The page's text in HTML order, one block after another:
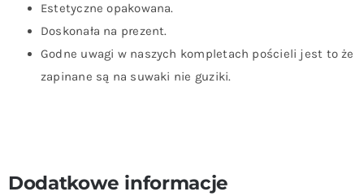
Estetyczne opakowana.
Doskonała na prezent.
Godne uwagi w naszych kompletach pościeli jest to że
zapinane są na suwaki nie guziki.
Dodatkowe informacje